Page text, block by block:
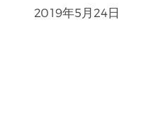
2019年5月24日